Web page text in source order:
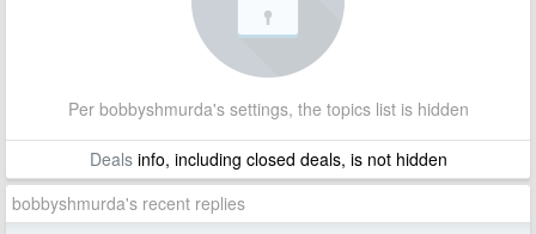
Per bobbyshmurda's settings, the topics list is hidden
Dealsinfo, including closed deals, is not hidden
bobbyshmurda's recent replies